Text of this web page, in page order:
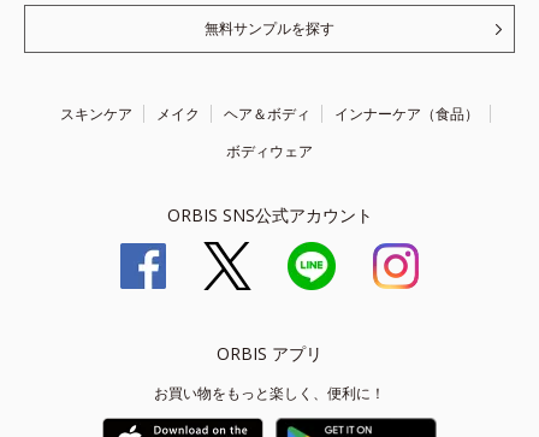
無料サンプルを探す
スキンケア メイク ヘア＆ボディ
インナーケア（食品）
ボディウェア
ORBIS SNS公式アカウント
ORBIS アプリ
お買い物をもっと楽しく、便利に！